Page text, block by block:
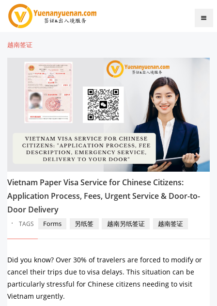
越南签证
Vietnam Paper Visa Service for Chinese Citizens:
Application Process, Fees, Urgent Service & Door-to-
Door Delivery
·
TAGS Forms 另纸签 越南另纸签证 越南签证
Did you know? Over 30% of travelers are forced to modify or
cancel their trips due to visa delays. This situation can be
particularly stressful for Chinese citizens needing to visit
Vietnam urgently.